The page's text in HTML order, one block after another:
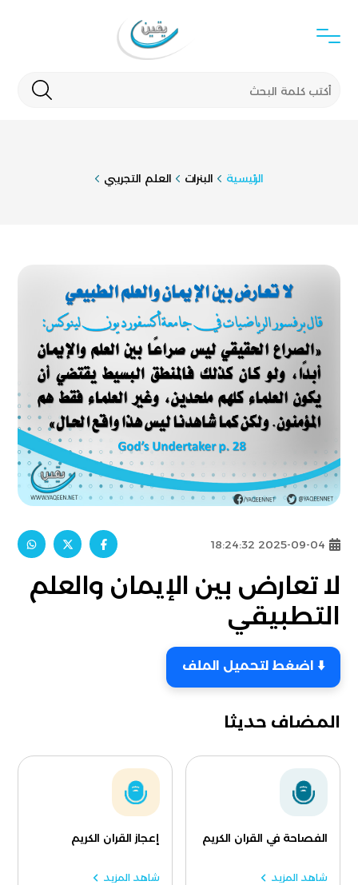
الرئيسية البنرات العلم التجريبي
2025-09-04 18:24:32
لا تعارض بين الإيمان والعلم
التطبيقي
⬇️ اضغط لتحميل الملف
المضاف حديثا
الفصاحة في القران الكريم
شاهد المزيد
إعجاز القران الكريم
شاهد المزيد